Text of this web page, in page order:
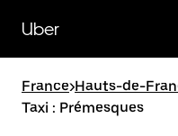
contenu
principal
Uber
France>Hauts-de-
Taxi : Prémesques